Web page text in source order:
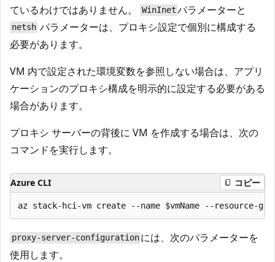
ているわけではありません。
WinInet パラメーターと
netsh パラメーターは、プロキシ設定で個別に構成する
必要があります。
VM 内で設定された環境変数を参照しない場合は、アプリ
ケーションのプロキシ構成を明示的に設定する必要がある
場合があります。
プロキシ サーバーの背後に VM を作成する場合は、次の
コマンドを実行します。
Azure CLI コピー
proxy-server-configuration には、次のパラメーターを
使用します。